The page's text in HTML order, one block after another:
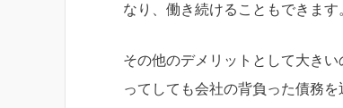
なり、働き続けることもできます
その他のデメリットとして大き
ってしても会社の背負った債務